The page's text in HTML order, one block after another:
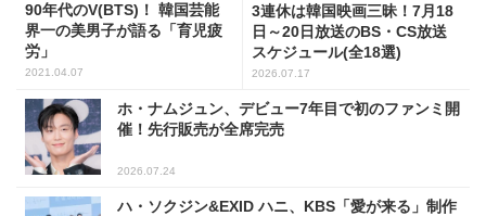
90年代のV(BTS)！ 韓国芸能
界一の美男子が語る「育児疲
労」
2021.04.07
3連休は韓国映画三昧！7月18
日～20日放送のBS・CS放送
スケジュール(全18選)
2026.07.17
ホ・ナムジュン、デビュー7年目で初のファンミ開
催！先行販売が全席完売
2026.07.24
ハ・ソクジン&EXID ハニ、KBS「愛が来る」制作